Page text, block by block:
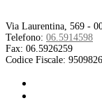
Via Laurentina, 569 -
Telefono: 06.5914598
Fax: 06.5926259
Codice Fiscale: